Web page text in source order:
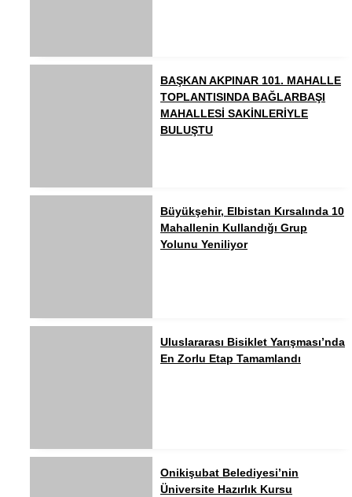
BAŞKAN AKPINAR 101. MAHALLE
TOPLANTISINDA BAĞLARBAŞI
MAHALLESİ SAKİNLERİYLE
BULUŞTU
Büyükşehir, Elbistan Kırsalında 10
Mahallenin Kullandığı Grup
Yolunu Yeniliyor
Uluslararası Bisiklet Yarışması’nda
En Zorlu Etap Tamamlandı
Onikişubat Belediyesi’nin
Üniversite Hazırlık Kursu